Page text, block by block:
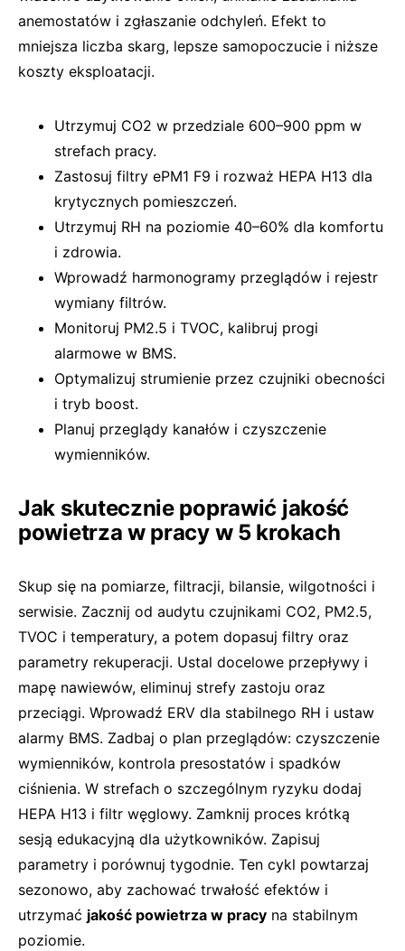
anemostatów i zgłaszanie odchyleń. Efekt to
mniejsza liczba skarg, lepsze samopoczucie i niższe
koszty eksploatacji.
Utrzymuj CO2 w przedziale 600–900 ppm w
strefach pracy.
Zastosuj filtry ePM1 F9 i rozważ HEPA H13 dla
krytycznych pomieszczeń.
Utrzymuj RH na poziomie 40–60% dla komfortu
i zdrowia.
Wprowadź harmonogramy przeglądów i rejestr
wymiany filtrów.
Monitoruj PM2.5 i TVOC, kalibruj progi
alarmowe w BMS.
Optymalizuj strumienie przez czujniki obecności
i tryb boost.
Planuj przeglądy kanałów i czyszczenie
wymienników.
Jak skutecznie poprawić jakość
powietrza w pracy w 5 krokach
Skup się na pomiarze, filtracji, bilansie, wilgotności i
serwisie. Zacznij od audytu czujnikami CO2, PM2.5,
TVOC i temperatury, a potem dopasuj filtry oraz
parametry rekuperacji. Ustal docelowe przepływy i
mapę nawiewów, eliminuj strefy zastoju oraz
przeciągi. Wprowadź ERV dla stabilnego RH i ustaw
alarmy BMS. Zadbaj o plan przeglądów: czyszczenie
wymienników, kontrola presostatów i spadków
ciśnienia. W strefach o szczególnym ryzyku dodaj
HEPA H13 i filtr węglowy. Zamknij proces krótką
sesją edukacyjną dla użytkowników. Zapisuj
parametry i porównuj tygodnie. Ten cykl powtarzaj
sezonowo, aby zachować trwałość efektów i
utrzymać jakość powietrza w pracy na stabilnym
poziomie.